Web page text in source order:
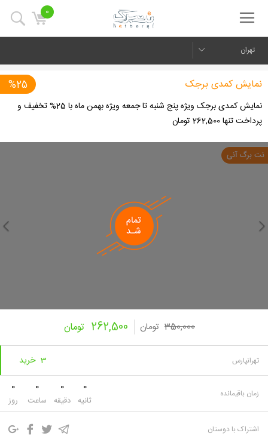
0
تهران
Next
%25 نمایش کمدی برجک
نمایش کمدی برجک ویژه پنج شنبه تا جمعه ویژه بهمن ماه با 25% تخفیف و
پرداخت تنها 262,500 تومان
350,000 تومان 262,500 تومان
3 خرید تهرانپارس
زمان باقیمانده 0
روز
0
ساعت
0
دقیقه
0
ثانیه
اشتراک با دوستان